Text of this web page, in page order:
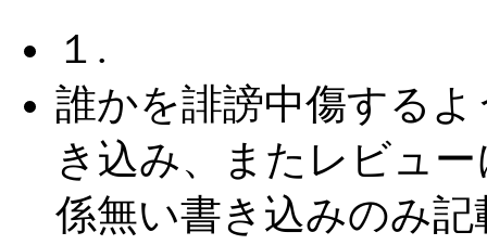
１.
誰かを誹謗中傷するよ
き込み、またレビュー
係無い書き込みのみ記